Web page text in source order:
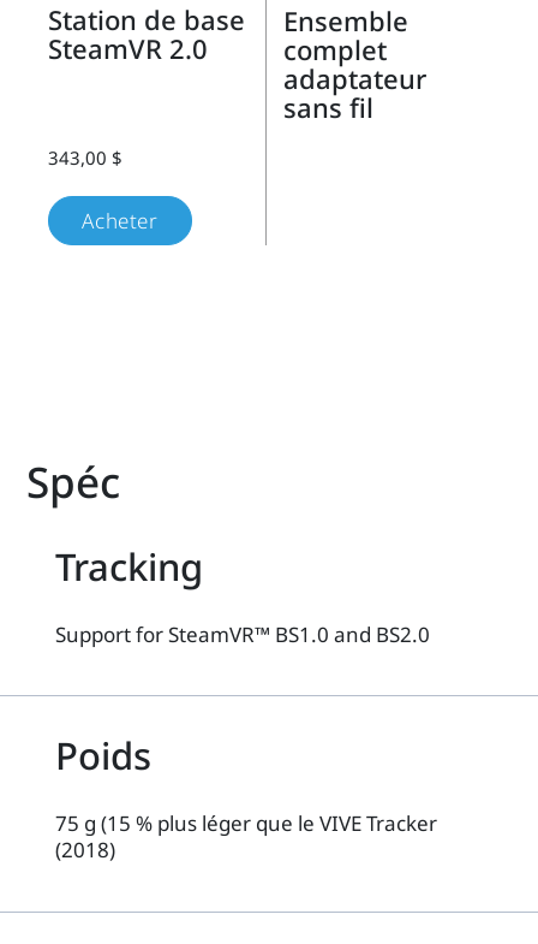
Station de base
SteamVR 2.0
343,00 $
Acheter
Ensemble
complet
adaptateur
sans fil
Spéc
Tracking
Support for SteamVR™ BS1.0 and BS2.0
Poids
75 g (15 % plus léger que le VIVE Tracker
(2018)